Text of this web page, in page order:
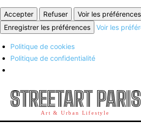
Accepter Refuser
Voir les préférences
Enregistrer les préférences
Voir les
Politique de cookies
Politique de confidentialité
STREETART PARIS
Art & Urban Lifestyle